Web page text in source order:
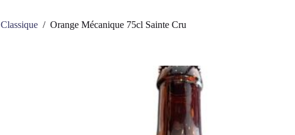
Classique / Orange Mécanique 75cl Sainte Cru